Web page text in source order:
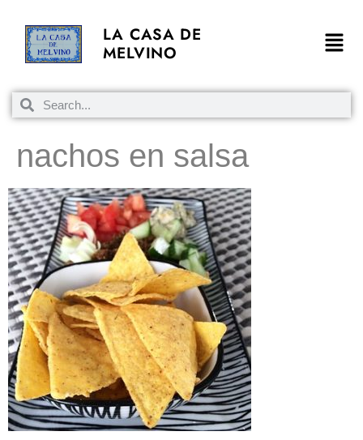
LA CASA DE
MELVINO
nachos en salsa